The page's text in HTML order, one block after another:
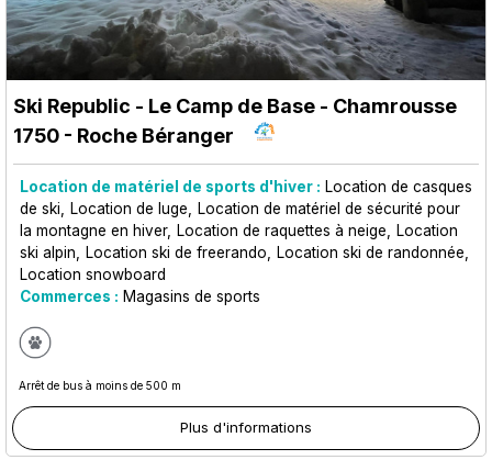
Ski Republic - Le Camp de Base - Chamrousse
1750 - Roche Béranger
Location de matériel de sports d'hiver : Location de casques
de ski
Location de luge
Location de matériel de sécurité pour
la montagne en hiver Location de raquettes à neige
Location
ski alpin
Location ski de freerando
Location ski de randonnée
Location snowboard
Commerces : Magasins de sports
Arrêt de bus à moins de 500 m
Plus d'informations